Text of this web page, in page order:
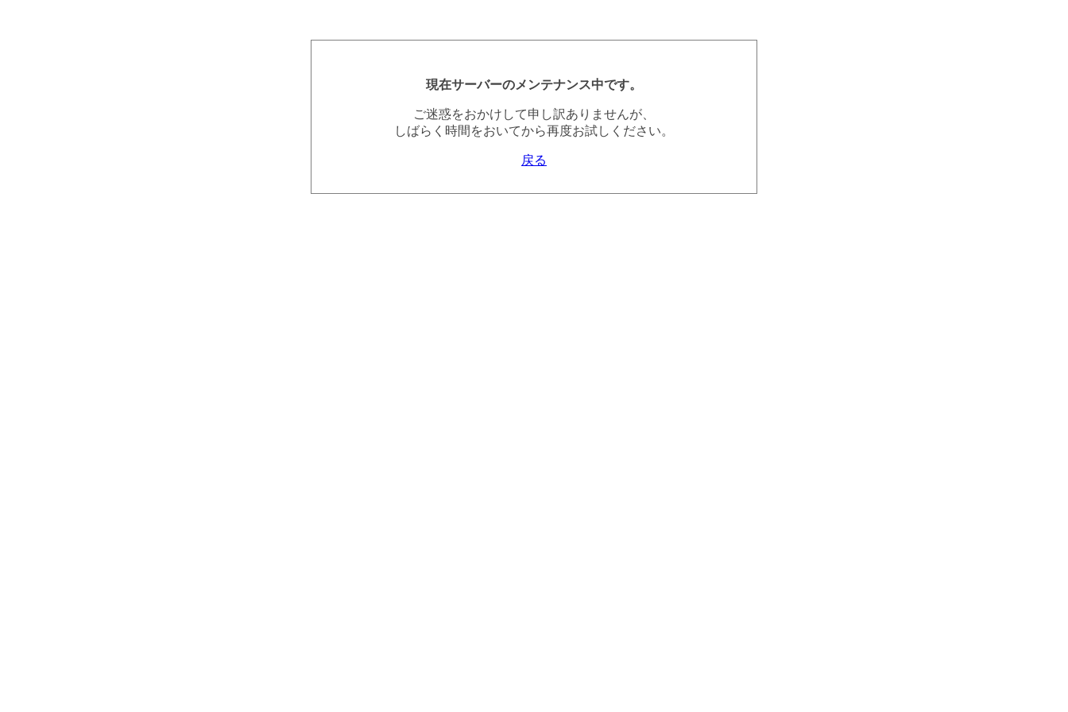
現在サーバーのメンテナンス中です。
ご迷惑をおかけして申し訳ありませんが、
しばらく時間をおいてから再度お試しください。
戻る